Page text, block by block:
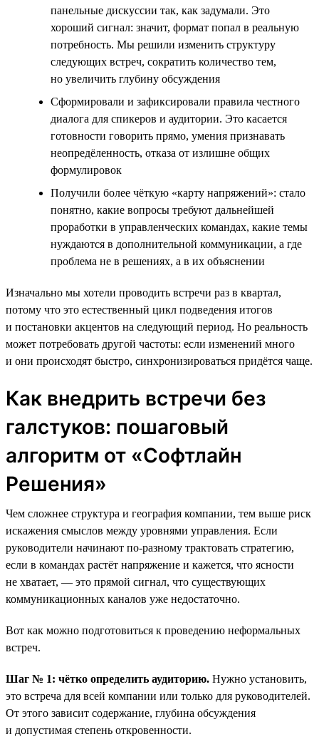
панельные дискуссии так, как задумали. Это
хороший сигнал: значит, формат попал в реальную
потребность. Мы решили изменить структуру
следующих встреч, сократить количество тем,
но увеличить глубину обсуждения
Сформировали и зафиксировали правила честного
диалога для спикеров и аудитории. Это касается
готовности говорить прямо, умения признавать
неопредёленность, отказа от излишне общих
формулировок
Получили более чёткую «карту напряжений»: стало
понятно, какие вопросы требуют дальнейшей
проработки в управленческих командах, какие темы
нуждаются в дополнительной коммуникации, а где
проблема не в решениях, а в их объяснении
Изначально мы хотели проводить встречи раз в квартал,
потому что это естественный цикл подведения итогов
и постановки акцентов на следующий период. Но реальность
может потребовать другой частоты: если изменений много
и они происходят быстро, синхронизироваться придётся чаще.
Как внедрить встречи без
галстуков: пошаговый
алгоритм от «Софтлайн
Решения»
Чем сложнее структура и география компании, тем выше риск
искажения смыслов между уровнями управления. Если
руководители начинают по-разному трактовать стратегию,
если в командах растёт напряжение и кажется, что ясности
не хватает, — это прямой сигнал, что существующих
коммуникационных каналов уже недостаточно.
Вот как можно подготовиться к проведению неформальных
встреч.
Шаг № 1: чётко определить аудиторию. Нужно установить,
это встреча для всей компании или только для руководителей.
От этого зависит содержание, глубина обсуждения
и допустимая степень откровенности.